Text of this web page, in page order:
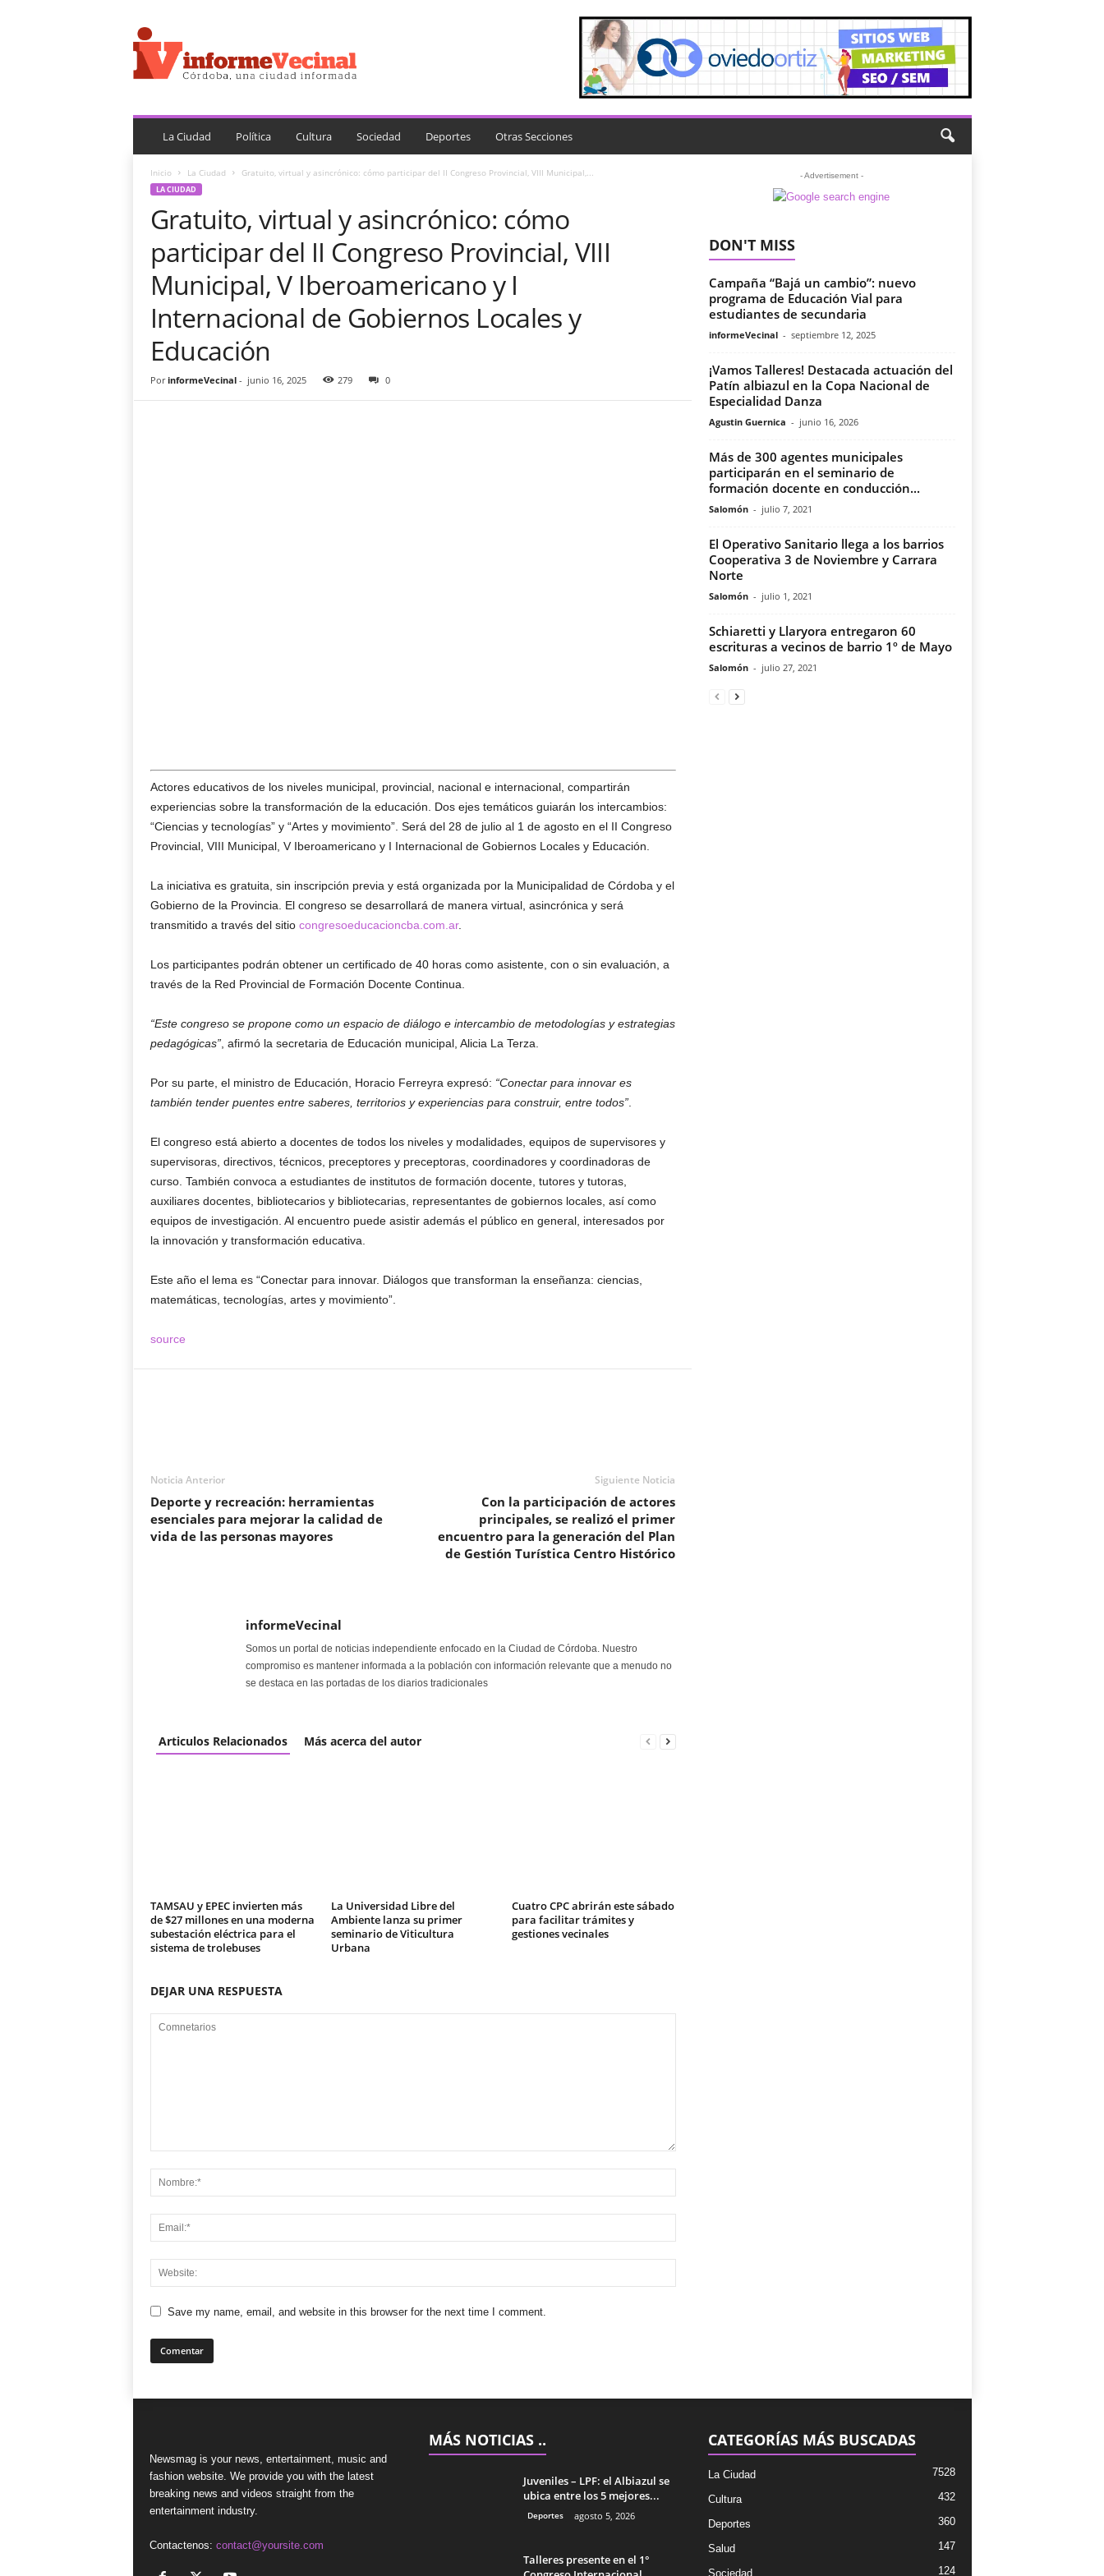
n
f
o
e
e
La Ciudad Política Cultura Sociedad Deportes Otras Secciones
Inicio La Ciudad Gratuito, virtual y asincrónico: cómo participar del II Congreso Provincial, VIII Municipal,...
LA CIUDAD
Gratuito, virtual y asincrónico: cómo
participar del II Congreso Provincial, VIII
Municipal, V Iberoamericano y I
Internacional de Gobiernos Locales y
Educación
Por informeVecinal- junio 16, 2025 279 0
Actores educativos de los niveles municipal, provincial, nacional e internacional, compartirán
experiencias sobre la transformación de la educación. Dos ejes temáticos guiarán los intercambios:
“Ciencias y tecnologías” y “Artes y movimiento”. Será del 28 de julio al 1 de agosto en el II Congreso
Provincial, VIII Municipal, V Iberoamericano y I Internacional de Gobiernos Locales y Educación.
La iniciativa es gratuita, sin inscripción previa y está organizada por la Municipalidad de Córdoba y el
Gobierno de la Provincia. El congreso se desarrollará de manera virtual, asincrónica y será
transmitido a través del sitio congresoeducacioncba.com.ar.
Los participantes podrán obtener un certificado de 40 horas como asistente, con o sin evaluación, a
través de la Red Provincial de Formación Docente Continua.
“Este congreso se propone como un espacio de diálogo e intercambio de metodologías y estrategias
pedagógicas”, afirmó la secretaria de Educación municipal, Alicia La Terza.
Por su parte, el ministro de Educación, Horacio Ferreyra expresó: “Conectar para innovar es
también tender puentes entre saberes, territorios y experiencias para construir, entre todos”.
El congreso está abierto a docentes de todos los niveles y modalidades, equipos de supervisores y
supervisoras, directivos, técnicos, preceptores y preceptoras, coordinadores y coordinadoras de
curso. También convoca a estudiantes de institutos de formación docente, tutores y tutoras,
auxiliares docentes, bibliotecarios y bibliotecarias, representantes de gobiernos locales, así como
equipos de investigación. Al encuentro puede asistir además el público en general, interesados por
la innovación y transformación educativa.
Este año el lema es “Conectar para innovar. Diálogos que transforman la enseñanza: ciencias,
matemáticas, tecnologías, artes y movimiento”.
source
Noticia Anterior
Deporte y recreación: herramientas
esenciales para mejorar la calidad de
vida de las personas mayores
Siguiente Noticia
Con la participación de actores
principales, se realizó el primer
encuentro para la generación del Plan
de Gestión Turística Centro Histórico
informeVecinal
Somos un portal de noticias independiente enfocado en la Ciudad de Córdoba. Nuestro
compromiso es mantener informada a la población con información relevante que a menudo no
se destaca en las portadas de los diarios tradicionales
Articulos Relacionados Más acerca del autor
TAMSAU y EPEC invierten más
de $27 millones en una moderna
subestación eléctrica para el
sistema de trolebuses
La Universidad Libre del
Ambiente lanza su primer
seminario de Viticultura
Urbana
Cuatro CPC abrirán este sábado
para facilitar trámites y
gestiones vecinales
DEJAR UNA RESPUESTA
Save my name, email, and website in this browser for the next time I comment.
- Advertisement -
DON'T MISS
Campaña “Bajá un cambio”: nuevo
programa de Educación Vial para
estudiantes de secundaria
informeVecinal - septiembre 12, 2025
¡Vamos Talleres! Destacada actuación del
Patín albiazul en la Copa Nacional de
Especialidad Danza
Agustin Guernica - junio 16, 2026
Más de 300 agentes municipales
participarán en el seminario de
formación docente en conducción...
Salomón - julio 7, 2021
El Operativo Sanitario llega a los barrios
Cooperativa 3 de Noviembre y Carrara
Norte
Salomón - julio 1, 2021
Schiaretti y Llaryora entregaron 60
escrituras a vecinos de barrio 1º de Mayo
Salomón - julio 27, 2021
Newsmag is your news, entertainment, music and
fashion website. We provide you with the latest
breaking news and videos straight from the
entertainment industry.
Contactenos: contact@yoursite.com
MÁS NOTICIAS ..
Juveniles – LPF: el Albiazul se
ubica entre los 5 mejores...
Deportes agosto 5, 2026
Talleres presente en el 1°
CATEGORÍAS MÁS BUSCADAS
La Ciudad 7528
Cultura 432
Deportes 360
Salud 147
Sociedad 124